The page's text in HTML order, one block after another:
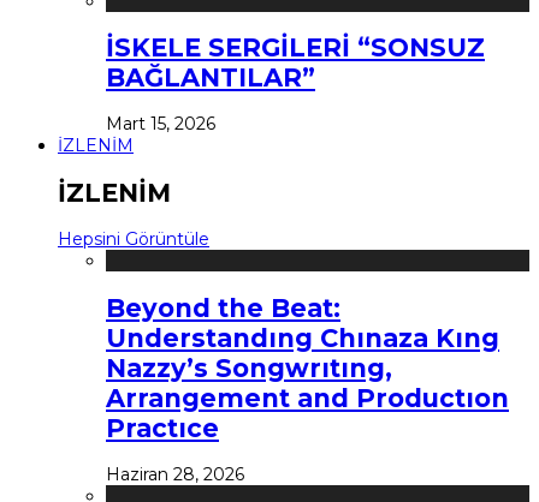
İSKELE SERGİLERİ “SONSUZ
BAĞLANTILAR”
Mart 15, 2026
İZLENİM
İZLENİM
Hepsini Görüntüle
Beyond the Beat:
Understandıng Chınaza Kıng
Nazzy’s Songwrıtıng,
Arrangement and Productıon
Practıce
Haziran 28, 2026